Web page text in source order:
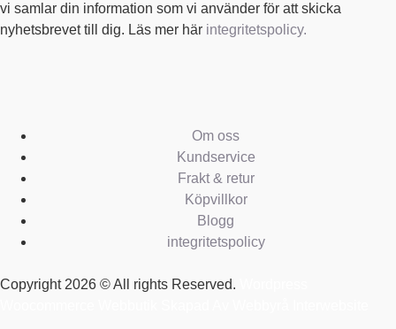
vi samlar din information som vi använder för att skicka
nyhetsbrevet till dig. Läs mer här integritetspolicy.
Om oss
Kundservice
Frakt & retur
Köpvillkor
Blogg
integritetspolicy
Copyright 2026 © All rights Reserved.